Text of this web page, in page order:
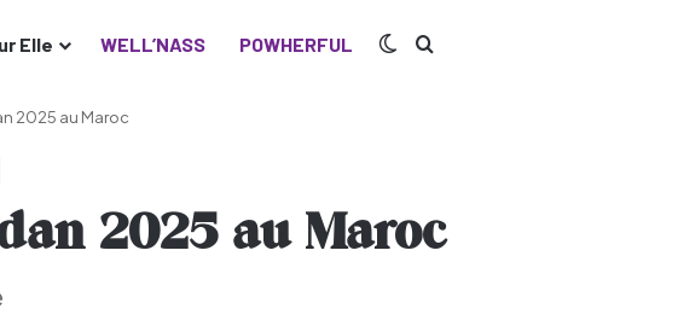
Elle WELL’NASS POWHERFUL Switch skin
2025 au Maroc
2025 au Maroc